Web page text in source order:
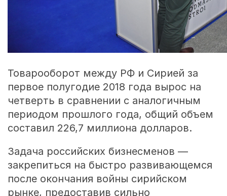
Товарооборот между РФ и Сирией за
первое полугодие 2018 года вырос на
четверть в сравнении с аналогичным
периодом прошлого года, общий объем
составил 226,7 миллиона долларов.
Задача российских бизнесменов —
закрепиться на быстро развивающемся
после окончания войны сирийском
рынке, предоставив сильно